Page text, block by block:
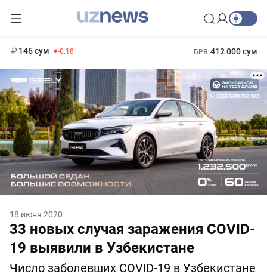
146 сум -0.18 БРВ 412 000 сум
18 июня 2020
33 новых случая заражения COVID-
19 выявили в Узбекистане
Число заболевших COVID-19 в Узбекистане